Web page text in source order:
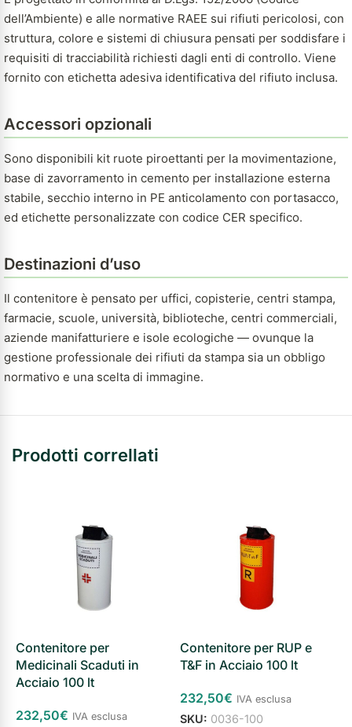
dell’Ambiente) e alle normative RAEE sui rifiuti pericolosi, con
struttura, colore e sistemi di chiusura pensati per soddisfare i
requisiti di tracciabilità richiesti dagli enti di controllo. Viene
fornito con etichetta adesiva identificativa del rifiuto inclusa.
Accessori opzionali
Sono disponibili kit ruote piroettanti per la movimentazione,
base di zavorramento in cemento per installazione esterna
stabile, secchio interno in PE anticolamento con portasacco,
ed etichette personalizzate con codice CER specifico.
Destinazioni d’uso
Il contenitore è pensato per uffici, copisterie, centri stampa,
farmacie, scuole, università, biblioteche, centri commerciali,
aziende manifatturiere e isole ecologiche — ovunque la
gestione professionale dei rifiuti da stampa sia un obbligo
normativo e una scelta di immagine.
Prodotti correllati
Contenitore per
Medicinali Scaduti in
Acciaio 100 lt
232,50€ IVA esclusa
Contenitore per RUP e
T&F in Acciaio 100 lt
232,50€ IVA esclusa
SKU: 0036-100